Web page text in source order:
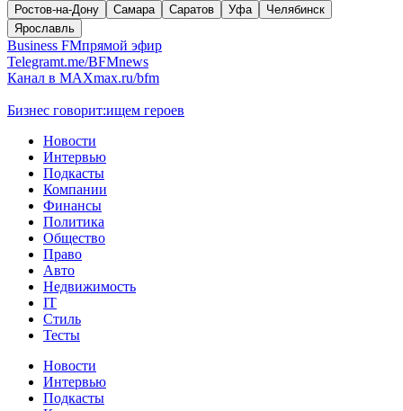
Ростов-на-Дону
Самара Саратов Уфа
Челябинск
Ярославль
Business FMпрямой эфир
Telegramt.me/BFMnews
Канал в MAXmax.ru/bfm
Бизнес говорит:ищем героев
Новости
Интервью
Подкасты
Компании
Финансы
Политика
Общество
Право
Авто
Недвижимость
IT
Стиль
Тесты
Новости
Интервью
Подкасты